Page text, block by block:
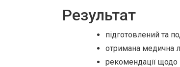
Результат
підготовлений та
отримана медична
рекомендації щодо